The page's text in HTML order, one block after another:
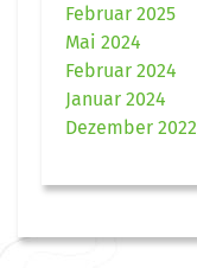
Februar 2025
Mai 2024
Februar 2024
Januar 2024
Dezember 2022